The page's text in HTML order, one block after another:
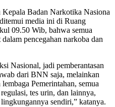
Badan Narkotika Nasiona
media ini di Ruang
09.50 Wib, bahwa semua
pencegahan narkoba dan
Nasional, jadi pemberantasan
dari BNN saja, melainkan
Pemerintahan, semua
tes urin, dan lainnya,
sendiri,” katanya.